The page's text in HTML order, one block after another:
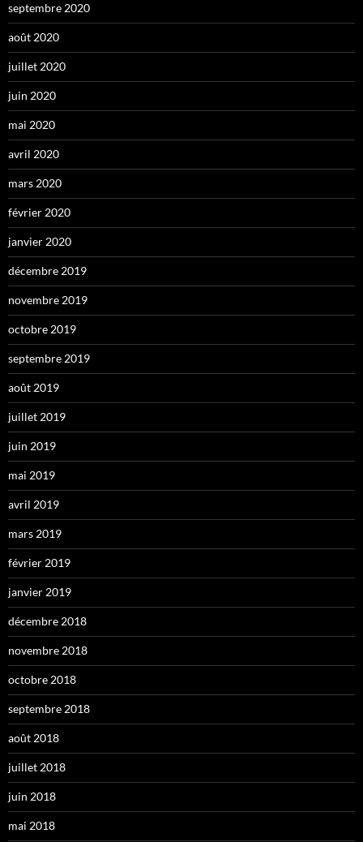
septembre 2020
août 2020
juillet 2020
juin 2020
mai 2020
avril 2020
mars 2020
février 2020
janvier 2020
décembre 2019
novembre 2019
octobre 2019
septembre 2019
août 2019
juillet 2019
juin 2019
mai 2019
avril 2019
mars 2019
février 2019
janvier 2019
décembre 2018
novembre 2018
octobre 2018
septembre 2018
août 2018
juillet 2018
juin 2018
mai 2018